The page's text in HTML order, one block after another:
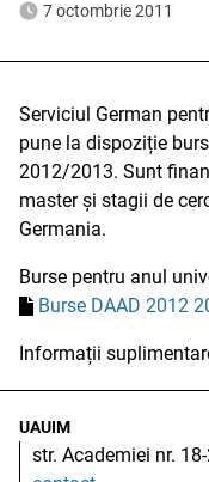
7 octombrie 2011
Serviciul German
pune la dispoziție
2012/2013. Sunt
master și stagii de
Germania.
Burse pentru anul
Burse DAAD 2012
Informații
UAUIM
str. Academiei nr.